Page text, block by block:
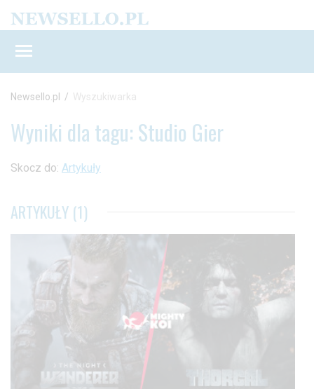
Newsello.pl / Wyszukiwarka
Wyniki dla tagu: Studio Gier
Skocz do: Artykuły
ARTYKUŁY (1)